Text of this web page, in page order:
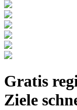
Gratis
Ziele